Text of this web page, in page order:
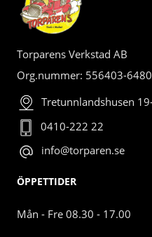
Torparens Verkstad AB
Org.nummer: 556403-6480
Tretunnlandshusen
0410-222 22
info@torparen.se
ÖPPETTIDER
Mån - Fre 08.30 - 17.00